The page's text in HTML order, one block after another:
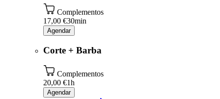
Complementos
17,00 €30min
Agendar
Corte + Barba
Complementos
20,00 €1h
Agendar